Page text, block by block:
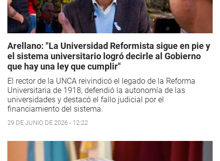
Arellano: "La Universidad Reformista sigue en pie y
el sistema universitario logró decirle al Gobierno
que hay una ley que cumplir"
El rector de la UNCA reivindicó el legado de la Reforma
Universitaria de 1918, defendió la autonomía de las
universidades y destacó el fallo judicial por el
financiamiento del sistema.
29 DE JUNIO DE 2026 - 12:22